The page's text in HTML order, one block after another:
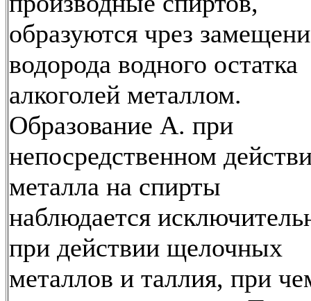
образуются чрез
водорода водного остатка
алкоголей металлом.
Образование А. при
непосредственном
металла на спирты
наблюдается
при действии щелочных
металлов и таллия, при